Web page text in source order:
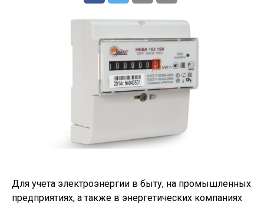
Для учета электроэнергии в быту, на промышленных
предприятиях, а также в энергетических компаниях